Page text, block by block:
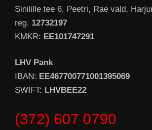
Sinilille tee 6, Peetri, Rae vald,
reg. 12732197
KMKR: EE101747291
LHV Pank
IBAN: EE467700771001395069
SWIFT: LHVBEE22
(372) 607 0790